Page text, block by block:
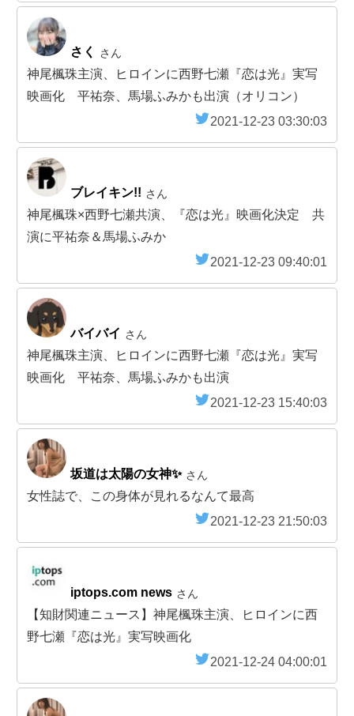
さく さん
神尾楓珠主演、ヒロインに西野七瀬『恋は光』実写
映画化 平祐奈、馬場ふみかも出演（オリコン）
2021-12-23 03:30:03
ブレイキン!! さん
神尾楓珠×西野七瀬共演、『恋は光』映画化決定 共
演に平祐奈＆馬場ふみか
2021-12-23 09:40:01
バイバイ さん
神尾楓珠主演、ヒロインに西野七瀬『恋は光』実写
映画化 平祐奈、馬場ふみかも出演
2021-12-23 15:40:03
坂道は太陽の女神✨ さん
女性誌で、この身体が見れるなんて最高
2021-12-23 21:50:03
iptops.com news さん
【知財関連ニュース】神尾楓珠主演、ヒロインに西
野七瀬『恋は光』実写映画化
2021-12-24 04:00:01